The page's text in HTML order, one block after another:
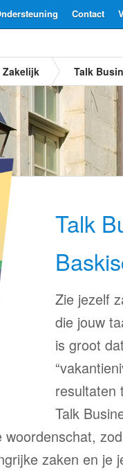
Contact
Zakelijk Talk
Talk
Zie jezelf
die jouw
is groot
resultaten
Talk
woordenschat,
zaken en je